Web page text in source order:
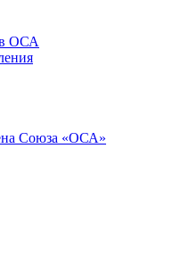
в ОСА
Союза «ОСА»